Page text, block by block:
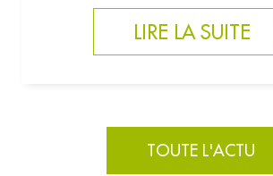
LIRE LA SUITE
TOUTE L'ACTU